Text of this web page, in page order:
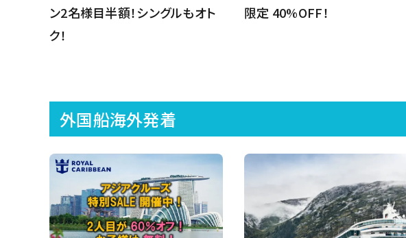
ン2名様目半額！シングルもオト
ク！
限定 40%OFF！
外国船海外発着